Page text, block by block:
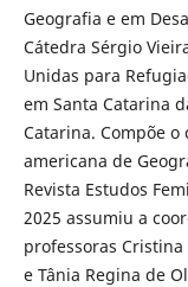
Geografia e em
Cátedra Sérgio
Unidas para
em Santa Catarina
Catarina. Compõe
americana de
Revista Estudos
2025 assumiu a
professoras
e Tânia Regina de